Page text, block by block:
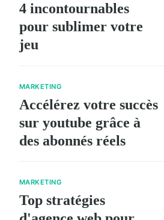
4 incontournables
pour sublimer votre
jeu
MARKETING
Accélérez votre succès
sur youtube grâce à
des abonnés réels
MARKETING
Top stratégies